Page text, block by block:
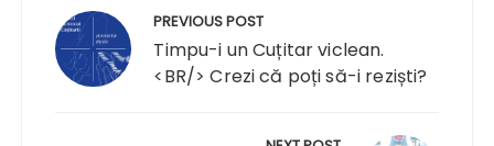
articole
PREVIOUS POST
Timpu-i un Cuțitar viclean.
<BR/> Crezi că poți să-i reziști?